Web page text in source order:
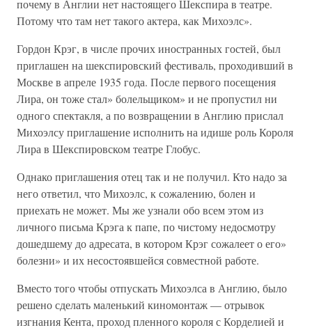
почему в Англии нет настоящего Шекспира в театре.
Потому что там нет такого актера, как Михоэлс».
Гордон Крэг, в числе прочих иностранных гостей, был
приглашен на шекспировский фестиваль, проходивший в
Москве в апреле 1935 года. После первого посещения
Лира, он тоже стал» болельщиком» и не пропустил ни
одного спектакля, а по возвращении в Англию прислал
Михоэлсу приглашение исполнить на идише роль Короля
Лира в Шекспировском театре Глобус.
Однако приглашения отец так и не получил. Кто надо за
него ответил, что Михоэлс, к сожалению, болен и
приехать не может. Мы же узнали обо всем этом из
личного письма Крэга к папе, по чистому недосмотру
дошедшему до адресата, в котором Крэг сожалеет о его»
болезни» и их несостоявшейся совместной работе.
Вместо того чтобы отпускать Михоэлса в Англию, было
решено сделать маленький киномонтаж — отрывок
изгнания Кента, проход пленного короля с Корделией и